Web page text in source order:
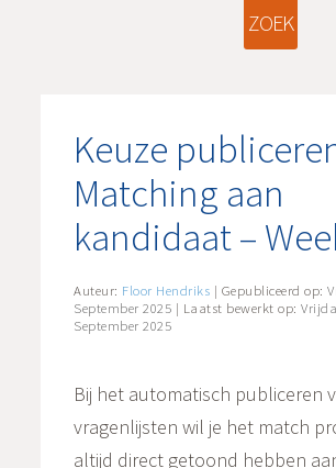
ZOEK
Keuze
Matching aan
kandidaat –
Auteur: Floor Hendriks | Gepubliceerd op:
September 2025 | Laatst bewerkt op:
September 2025
Bij het automatisch publiceren
vragenlijsten wil je het match
altijd direct getoond hebben